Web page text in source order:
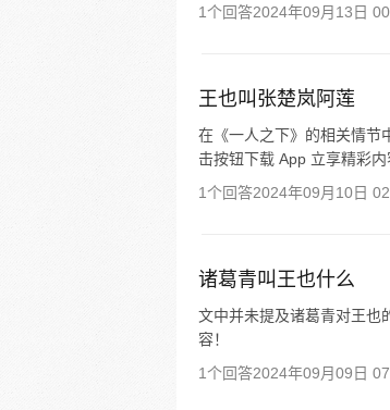
1个回答2024年09月13日
王也叫张楚岚阿莲
在《一人之下》的相关情节
击按钮下载 App 立享精彩内
1个回答2024年09月10日
诸葛青叫王也什么
文中并未提及诸葛青对王也
容！
1个回答2024年09月09日